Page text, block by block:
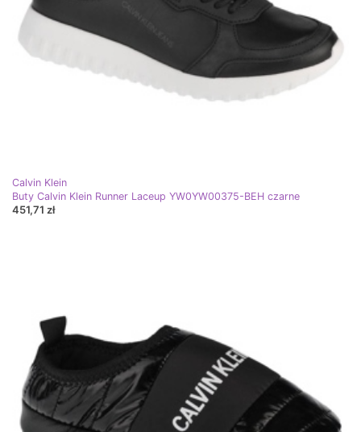
Calvin Klein
Buty Calvin Klein Runner Laceup YW0YW00375-BEH czarne
451,71 zł